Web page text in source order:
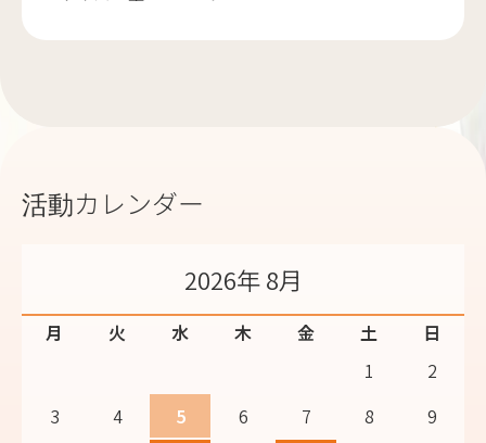
活動カレンダー
2026年 8月
月 火 水 木 金 土
日
1
2
3
4 5 6 7 8
9